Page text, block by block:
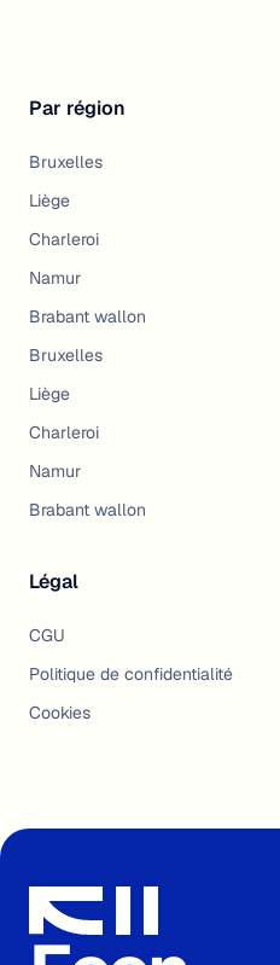
Par région
Bruxelles
Liège
Charleroi
Namur
Brabant wallon
Bruxelles
Liège
Charleroi
Namur
Brabant wallon
Légal
CGU
Politique de confidentialité
Cookies